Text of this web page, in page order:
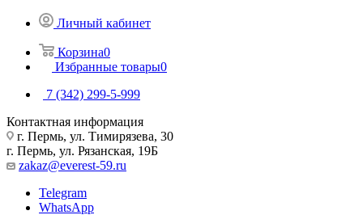
Личный кабинет
Корзина0
Избранные товары0
7 (342) 299-5-999
Контактная информация
г. Пермь, ул. Тимирязева, 30
г. Пермь, ул. Рязанская, 19Б
zakaz@everest-59.ru
Telegram
WhatsApp